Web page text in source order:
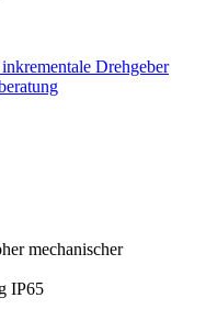
Drehgeber
mechanischer
IP65